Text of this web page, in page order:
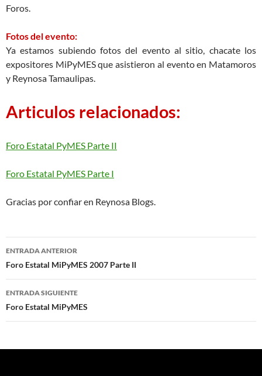
Foros.
Fotos del evento:
Ya estamos subiendo fotos del evento al sitio, chacate los
expositores MiPyMES que asistieron al evento en Matamoros
y Reynosa Tamaulipas.
Articulos relacionados:
Foro Estatal PyMES Parte II
Foro Estatal PyMES Parte I
Gracias por confiar en Reynosa Blogs.
Navegación
de
entradas
ENTRADA ANTERIOR
Foro Estatal MiPyMES 2007 Parte II
ENTRADA SIGUIENTE
Foro Estatal MiPyMES